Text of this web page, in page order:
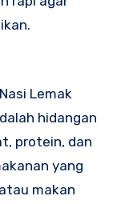
Lemak
hidangan
protein, dan
yang
makan